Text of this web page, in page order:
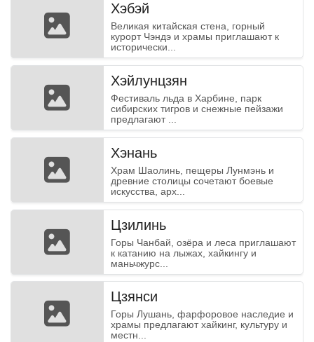
Хэбэй
Великая китайская стена, горный
курорт Чэндэ и храмы приглашают к
исторически...
Хэйлунцзян
Фестиваль льда в Харбине, парк
сибирских тигров и снежные пейзажи
предлагают ...
Хэнань
Храм Шаолинь, пещеры Лунмэнь и
древние столицы сочетают боевые
искусства, арх...
Цзилинь
Горы Чанбай, озёра и леса приглашают
к катанию на лыжах, хайкингу и
маньчжурс...
Цзянси
Горы Лушань, фарфоровое наследие и
храмы предлагают хайкинг, культуру и
местн...